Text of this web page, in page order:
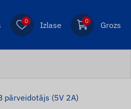
0 Izlase 0 Grozs
pārveidotājs (5V 2A)